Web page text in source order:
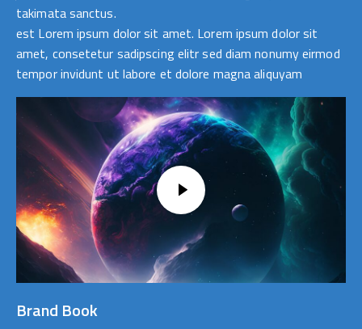
takimata sanctus.
est Lorem ipsum dolor sit amet. Lorem ipsum dolor sit
amet, consetetur sadipscing elitr sed diam nonumy eirmod
tempor invidunt ut labore et dolore magna aliquyam
Brand Book